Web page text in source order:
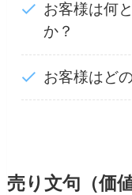
お客様は何
か？
お客様はど
売り文句（価